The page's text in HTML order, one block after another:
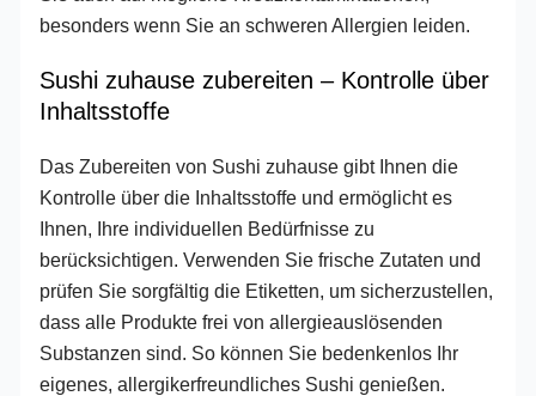
besonders wenn Sie an schweren Allergien leiden.
Sushi zuhause zubereiten – Kontrolle über
Inhaltsstoffe
Das Zubereiten von Sushi zuhause gibt Ihnen die
Kontrolle über die Inhaltsstoffe und ermöglicht es
Ihnen, Ihre individuellen Bedürfnisse zu
berücksichtigen. Verwenden Sie frische Zutaten und
prüfen Sie sorgfältig die Etiketten, um sicherzustellen,
dass alle Produkte frei von allergieauslösenden
Substanzen sind. So können Sie bedenkenlos Ihr
eigenes, allergikerfreundliches Sushi genießen.